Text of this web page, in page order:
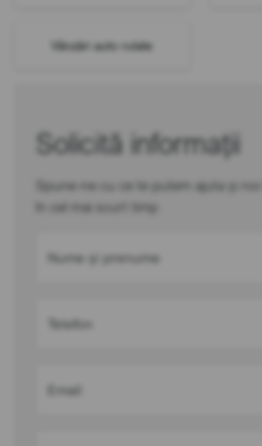
Vânzări auto rulate
Solicită informații
Spune-ne cu ce te putem ajuta și
în cel mai scurt timp
Nume și prenume
Telefon
Email